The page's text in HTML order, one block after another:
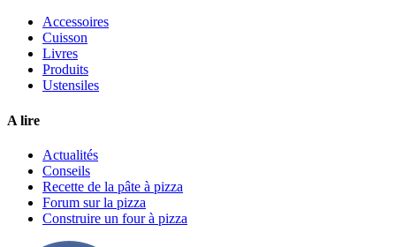
Accessoires
Cuisson
Livres
Produits
Ustensiles
A lire
Actualités
Conseils
Recette de la pâte à pizza
Forum sur la pizza
Construire un four à pizza